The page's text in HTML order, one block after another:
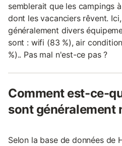
semblerait que les campings
dont les vacanciers rêvent.
généralement divers
sont : wifi (83 %), air
%).. Pas mal n'est-ce pas ?
Comment est-ce-
sont généralement
Selon la base de données de